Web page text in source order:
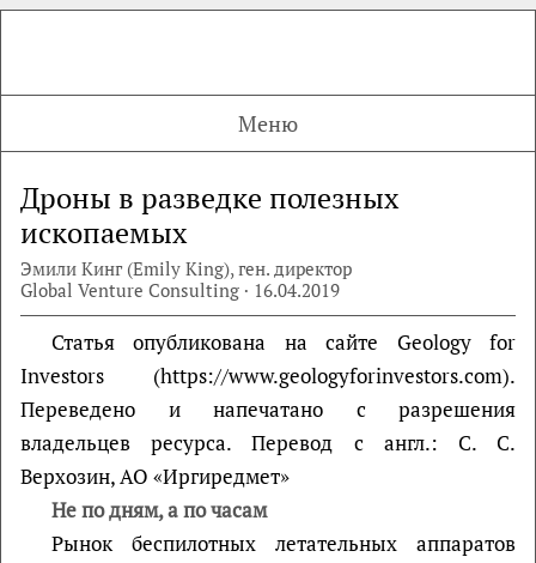
Меню
Дроны в разведке полезных
ископаемых
Эмили Кинг (Emily King), ген. директор
Global Venture Consulting · 16.04.2019
Статья опубликована на сайте Geology for
Investors (https://www.geologyforinvestors.com).
Переведено и напечатано с разрешения
владельцев ресурса. Перевод с англ.: С. С.
Верхозин, АО «Иргиредмет»
Не по дням, а по часам
Рынок беспилотных летательных аппаратов